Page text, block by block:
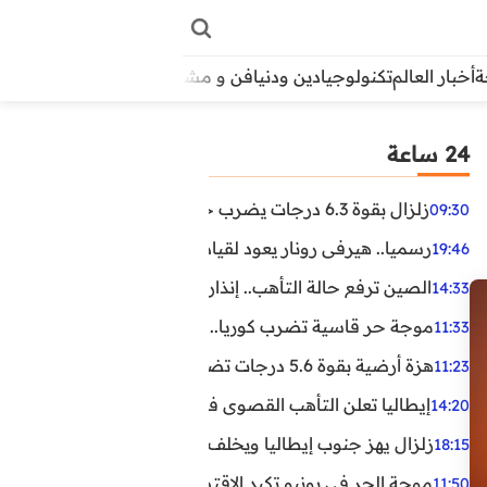
أخبار العالمتكنولوجيادين ودنيافن و مشاهير
24 ساعة
09:30زلزال بقوة 6.3 درجات يضرب جنوب الفلبين.. ولا تحذير من تسونامي حتى الآن
19:46رسميا.. هيرفي رونار يعود لقيادة منتخب كوت ديفوار
14:33الصين ترفع حالة التأهب.. إنذاران جديدان بسبب الأمطار
11:33موجة حر قاسية تضرب كوريا.. وفيات وإصابات ونفوق مئات
11:23هزة أرضية بقوة 5.6 درجات تضرب مصر
14:20إيطاليا تعلن التأهب القصوى في 23 مدينة بسبب موجة حر شديدة
18:15زلزال يهز جنوب إيطاليا ويخلف عشرات الجرحى